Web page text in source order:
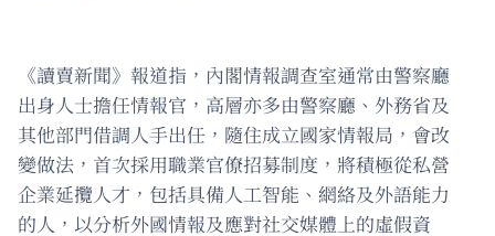
《讀賣新聞》報道指，內閣情報調查室通常由警察廳
出身人士擔任情報官，高層亦多由警察廳、外務省及
其他部門借調人手出任，隨住成立國家情報局，會改
變做法，首次採用職業官僚招募制度，將積極從私營
企業延攬人才，包括具備人工智能、網絡及外語能力
的人，以分析外國情報及應對社交媒體上的虛假資